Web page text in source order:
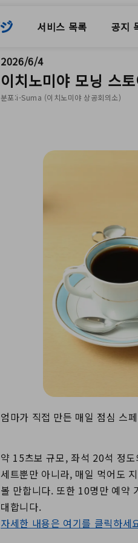
서비스 목록 공지
2026/6/4
이치노미야 모닝 스
분포:i-Suma (이치노미야 상공회의소)
엄마가 직접 만든 매일 점심 스
약 15츠보 규모, 좌석 20석 정
세트뿐만 아니라, 매일 먹어도
볼 만합니다. 또한 10명만 예약
대합니다.
자세한 내용은 여기를 클릭하세